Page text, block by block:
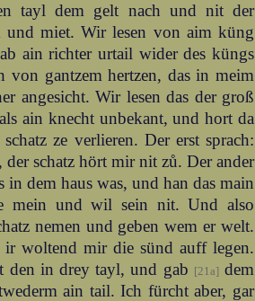
tayl dem gelt nach und nit der
und miet. Wir lesen von aim küng
ain richter urtail wider des küngs
gantzem hertzen, das in meim
angesicht. Wir lesen das der groß
ain knecht unbekant, und hort da
ze verlieren. Der erst sprach:
schatz hört mir nit zů. Der ander
dem haus was, und han das main
mein und wil sein nit. Und also
nemen und geben wem er welt.
woltend mir die sünd auff legen.
den in drey tayl, und gab [21a]dem
ain tail. Ich fürcht aber, gar